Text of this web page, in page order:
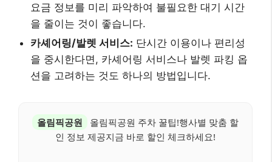
요금 정보를 미리 파악하여 불필요한 대기 시간
을 줄이는 것이 좋습니다.
카셰어링/발렛 서비스: 단시간 이용이나 편리성
을 중시한다면, 카셰어링 서비스나 발렛 파킹 옵
션을 고려하는 것도 하나의 방법입니다.
올림픽공원
올림픽공원 주차 꿀팁!행사별 맞춤 할
인 정보 제공지금 바로 할인 체크하세요!